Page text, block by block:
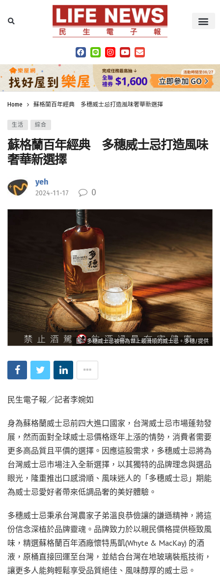
Home 蘇格蘭百年經典 多穗威士忌打造風味奢華新選擇
生活 綜合
蘇格蘭百年經典 多穗威士忌打造風味
奢華新選擇
yeh
2024-11-17 0
圖：多穗威士忌被譽為世上最滑順的威士忌。多穗/提供
民生電子報／記者李婉如
身為蘇格蘭威士忌前四大進口國家，台灣威士忌市場蓬勃發
展，然而面對全球威士忌價格逐年上漲的情勢，消費者需要
更多高品質且平價的選擇。因應這股需求，多穗威士忌將為
台灣威士忌市場注入全新選擇，以其獨特的品牌理念與選品
眼光，隆重推出口感滑順、風味迷人的「多穗威士忌」期能
為威士忌愛好者帶來低調品奢的美好體驗。
多穗威士忌秉承台灣農家子弟溫良恭儉讓的謙遜精神，將這
份信念深植於品牌靈魂。品牌致力於以親民價格提供極致風
味，精選蘇格蘭百年酒廠懷特馬凱(Whyte & MacKay) 的酒
液，原桶直接回運至台灣，並結合台灣在地玻璃裝瓶技術，
讓更多人能夠輕鬆享受品質絕佳、風味醇厚的威士忌。